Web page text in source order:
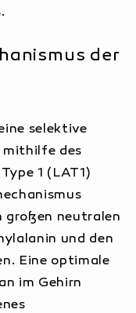
der
selektive
mithilfe des
1 (LAT1)
großen neutralen
und den
Eine optimale
im Gehirn